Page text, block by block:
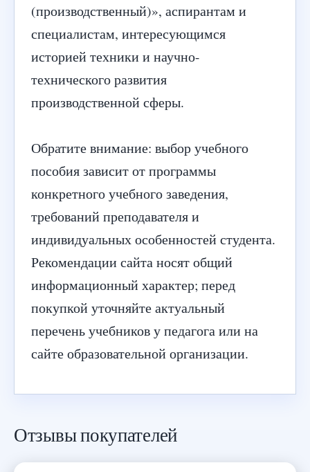
(производственный)», аспирантам и
специалистам, интересующимся
историей техники и научно-
технического развития
производственной сферы.
Обратите внимание: выбор учебного
пособия зависит от программы
конкретного учебного заведения,
требований преподавателя и
индивидуальных особенностей студента.
Рекомендации сайта носят общий
информационный характер; перед
покупкой уточняйте актуальный
перечень учебников у педагога или на
сайте образовательной организации.
Отзывы покупателей